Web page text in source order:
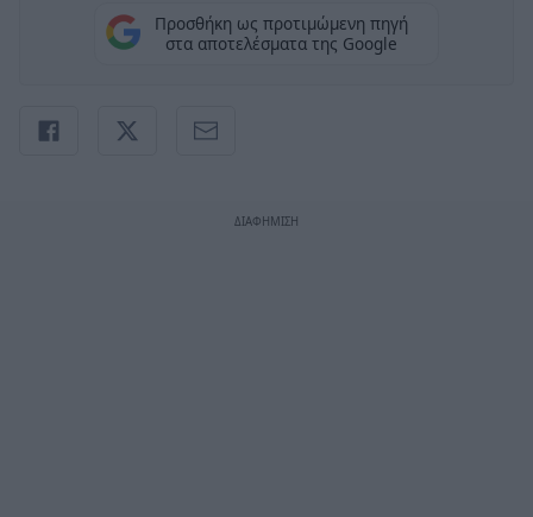
Προσθήκη ως προτιμώμενη πηγή
στα αποτελέσματα της Google